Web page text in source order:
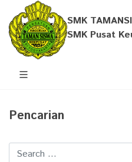
SMK
SMK Pusat
Pencarian